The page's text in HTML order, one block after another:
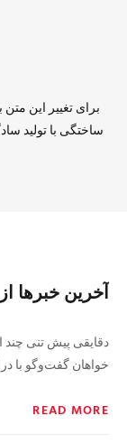
برای تغییر این
ساختگی با تولید
آخرین خبر‌ها
دقایقی پیش تنی چند
خواهان گفت‌و‌گو با
READ MORE